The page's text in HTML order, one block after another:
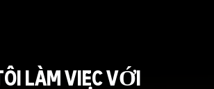
LÀM VIỆC VỚI